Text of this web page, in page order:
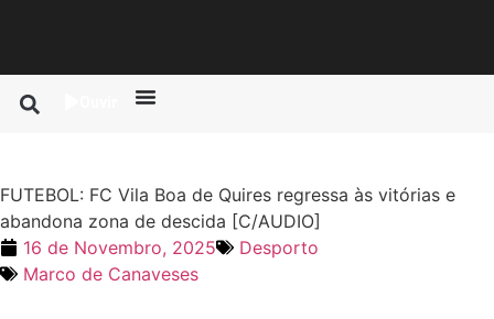
FUTEBOL: FC Vila Boa de Quires regressa às vitórias e
abandona zona de descida [C/AUDIO]
16 de Novembro, 2025
Desporto
Marco de Canaveses